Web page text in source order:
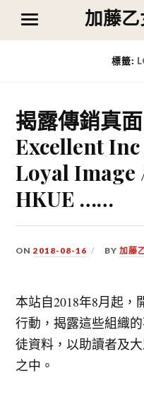
content
加藤
MENU
標籤:
揭露傳銷真
Excellent
Loyal Image
HKUE ……
ON2018-08-16 BY加藤
本站自2018年8月起，
行動，揭露這些組織
徒資料，以助讀者及
之中。